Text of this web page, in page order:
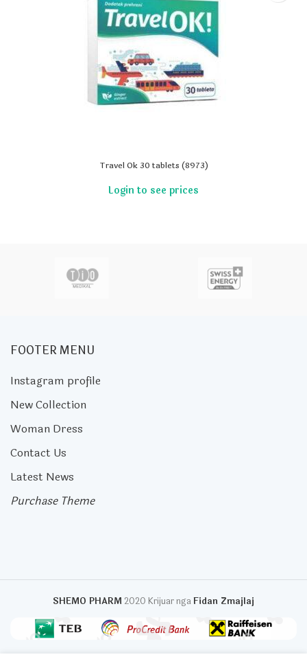
Travel Ok 30 tablets (8973)
FOOTER MENU
Instagram profile
New Collection
Woman Dress
Contact Us
Latest News
Purchase Theme
SHEMO PHARM 2020 Krijuar ngaFidan Zmajlaj